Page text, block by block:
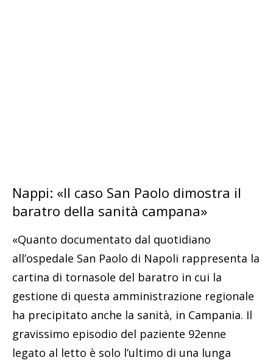
Nappi: «Il caso San Paolo dimostra il
baratro della sanità campana»
«Quanto documentato dal quotidiano
all’ospedale San Paolo di Napoli rappresenta la
cartina di tornasole del baratro in cui la
gestione di questa amministrazione regionale
ha precipitato anche la sanità, in Campania. Il
gravissimo episodio del paziente 92enne
legato al letto è solo l’ultimo di una lunga